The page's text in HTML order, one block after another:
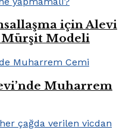
için Alevi
Mürşit Modeli
Muharrem